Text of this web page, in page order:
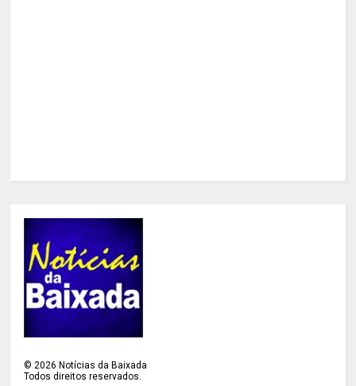
©2026 Notícias da Baixada
Todos direitos reservados.